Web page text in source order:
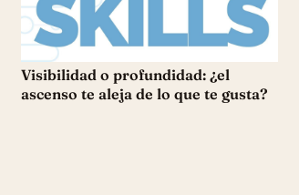
Visibilidad o profundidad: ¿el
ascenso te aleja de lo que te gusta?